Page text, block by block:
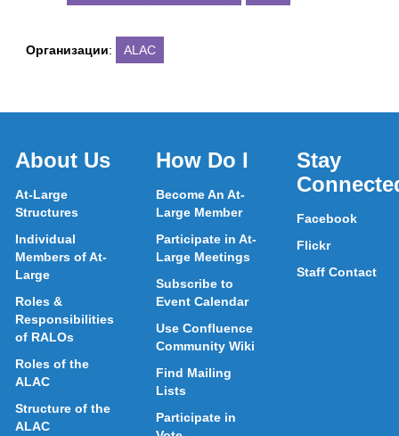
Организации: ALAC
About Us
At-Large
Structures
Individual
Members of At-
Large
Roles &
Responsibilities
of RALOs
Roles of the
ALAC
Structure of the
ALAC
How Do I
Become An At-
Large Member
Participate in At-
Large Meetings
Subscribe to
Event Calendar
Use Confluence
Community Wiki
Find Mailing
Lists
Participate in
Stay
Facebook
Flickr
Staff Contact